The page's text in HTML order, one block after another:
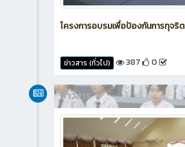
โครงการอบรมเพื่อป้องกันการทุจริต
ข่าวสาร (ทั่วไป) 387 0
ข่าวสาร